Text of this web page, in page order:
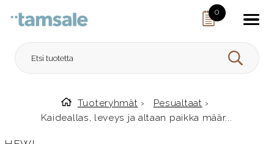
0
HAE
Etusivulle
Tuoteryhmät › Pesualtaat ›
Kaideallas, leveys ja altaan paikka määr...